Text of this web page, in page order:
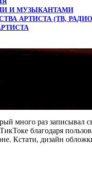
И МУЗЫКАНТАМИ
АРТИСТА (ТВ,
от T.A. Loc покоряет
много раз записывал
благодаря
Кстати, дизайн